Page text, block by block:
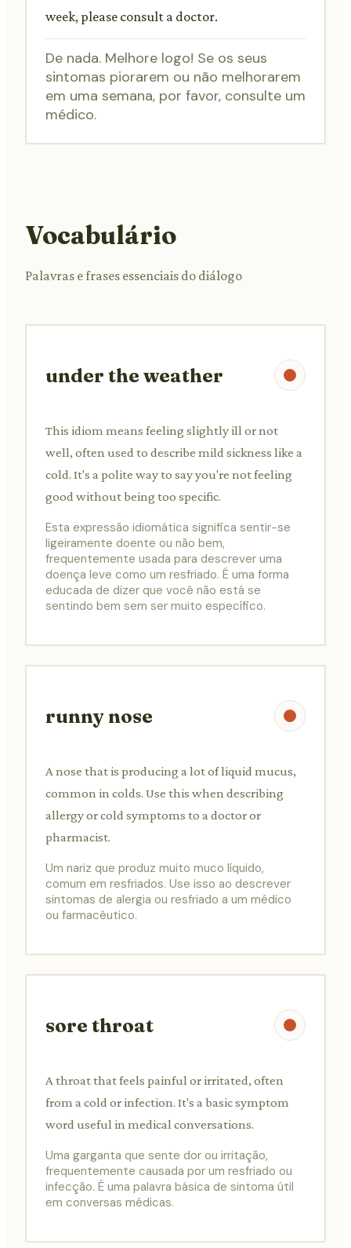
week, please consult a doctor.
De nada. Melhore logo! Se os seus
sintomas piorarem ou não melhorarem
em uma semana, por favor, consulte um
médico.
Vocabulário
Palavras e frases essenciais do diálogo
under the weather
This idiom means feeling slightly ill or not
well, often used to describe mild sickness like a
cold. It's a polite way to say you're not feeling
good without being too specific.
Esta expressão idiomática significa sentir-se
ligeiramente doente ou não bem,
frequentemente usada para descrever uma
doença leve como um resfriado. É uma forma
educada de dizer que você não está se
sentindo bem sem ser muito específico.
runny nose
A nose that is producing a lot of liquid mucus,
common in colds. Use this when describing
allergy or cold symptoms to a doctor or
pharmacist.
Um nariz que produz muito muco líquido,
comum em resfriados. Use isso ao descrever
sintomas de alergia ou resfriado a um médico
ou farmacêutico.
sore throat
A throat that feels painful or irritated, often
from a cold or infection. It's a basic symptom
word useful in medical conversations.
Uma garganta que sente dor ou irritação,
frequentemente causada por um resfriado ou
infecção. É uma palavra básica de sintoma útil
em conversas médicas.